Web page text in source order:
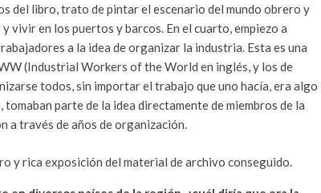
del libro, trato de pintar el escenario del mundo obrero y
vivir en los puertos y barcos. En el cuarto, empiezo a
a la idea de organizar la industria. Esta es una
(Industrial Workers of the World en inglés, y los de
todos, sin importar el trabajo que uno hacía, era algo
parte de la idea directamente de miembros de la
a través de años de organización.
y rica exposición del material de archivo conseguido.